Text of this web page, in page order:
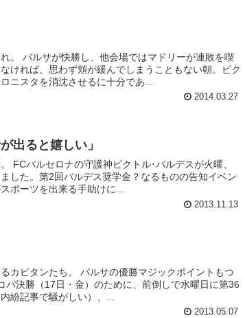
。 バルサが快勝し、他会場ではマドリーが連敗を喫
ければ、思わず頬が緩んでしまうこともない朝。ビク
ニスタを消沈させるに十分であ...
2014.03.27
出ると嬉しい」
FCバルセロナの守護神ビクトル･バルデスが火曜、
した。第2回バルデス奨学金？なるものの告知イベン
ポーツを出来る手助けに...
2013.11.13
カピタンたち。 バルサの優勝マジックポイントもつ
パ決勝（17日・金）のために、前倒しで水曜日に第36
紛記事で騒がしい）、...
2013.05.07